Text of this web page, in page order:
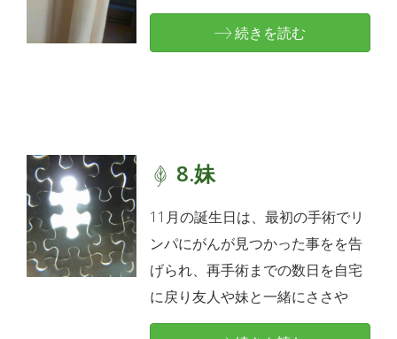
続きを読む
8.妹
11月の誕生日は、最初の手術でリ
ンパにがんが見つかった事をを告
げられ、再手術までの数日を自宅
に戻り友人や妹と一緒にささや